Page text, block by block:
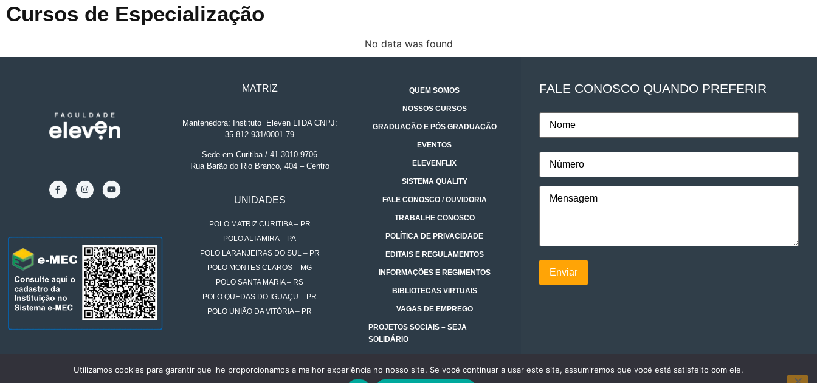
Cursos de Especialização
No data was found
MATRIZ
Mantenedora: Instituto.
Eleven LTDA CNPJ:
35.812.931/0001-79
Sede em Curitiba / 41 3010.9706
Rua Barão do Rio Branco, 404 – Centro
UNIDADES
POLO MATRIZ CURITIBA – PR
POLO ALTAMIRA – PA
POLO LARANJEIRAS DO SUL – PR
POLO MONTES CLAROS – MG
POLO SANTA MARIA – RS
POLO QUEDAS DO IGUAÇU – PR
POLO UNIÃO DA VITÓRIA – PR
QUEM SOMOS
NOSSOS CURSOS
GRADUAÇÃO E PÓS GRADUAÇÃO
EVENTOS
ELEVENFLIX
SISTEMA QUALITY
FALE CONOSCO / OUVIDORIA
TRABALHE CONOSCO
POLÍTICA DE PRIVACIDADE
EDITAIS E REGULAMENTOS
INFORMAÇÕES E REGIMENTOS
BIBLIOTECAS VIRTUAIS
VAGAS DE EMPREGO
PROJETOS SOCIAIS – SEJA
SOLIDÁRIO
FALE CONOSCO QUANDO PREFERIR
Utilizamos cookies para garantir que lhe proporcionamos a melhor experiência no nosso site. Se você continuar a usar este site, assumiremos que você está satisfeito com ele.